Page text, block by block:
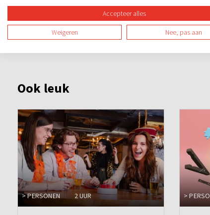
De Grote Spelshow is sensationeel en vraagt om
dosis humor. Uiteraard hebben we een prijs voor het
Ook leuk
> PERSONEN 2 UUR >
Accepteer alles
Weigeren Nee, pas aan